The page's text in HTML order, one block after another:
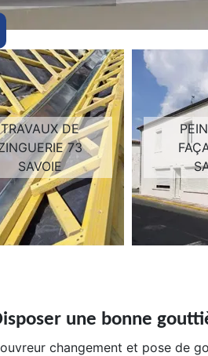
TRAVAUX DE
73
SAVOIE
une bonne
changement et pose de